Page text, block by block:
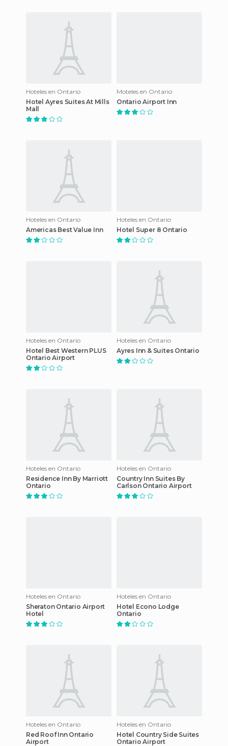
Hoteles en Ontario
Hotel Ayres Suites At Mills
Mall
Moteles en Ontario
Ontario Airport Inn
Hoteles en Ontario
Americas Best Value Inn
Hoteles en Ontario
Hotel Super 8 Ontario
Hoteles en Ontario
Hotel Best Western PLUS
Ontario Airport
Hoteles en Ontario
Ayres Inn & Suites Ontario
Hoteles en Ontario
Residence Inn By Marriott
Ontario
Hoteles en Ontario
Country Inn Suites By
Carlson Ontario Airport
Hoteles en Ontario
Sheraton Ontario Airport
Hotel
Hoteles en Ontario
Hotel Econo Lodge
Ontario
Hoteles en Ontario
Red Roof Inn Ontario
Airport
Hoteles en Ontario
Hotel Country Side Suites
Ontario Airport